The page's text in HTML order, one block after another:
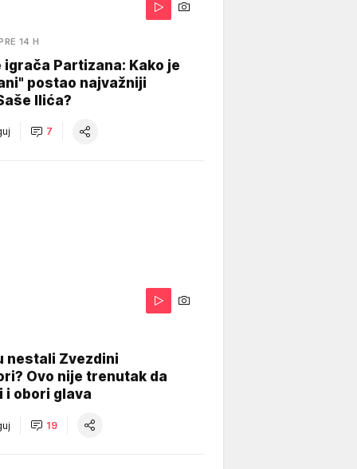
14 H
igrača Partizana: Kako je
postao najvažniji
Ilića?
7
nestali Zvezdini
Ovo nije trenutak da
i obori glava
19